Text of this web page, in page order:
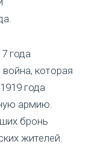
года
которая
года
армию.
бронь
жителей.